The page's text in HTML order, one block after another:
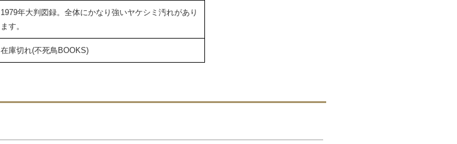
1979年大判図録。全体にかなり強いヤケシミ汚れがあり
ます。
在庫切れ(不死鳥BOOKS)